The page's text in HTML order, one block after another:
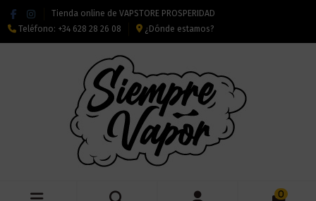
Tienda online de VAPSTORE PROSPERIDAD
Teléfono: +34 628 28 26 08 ¿Dónde estamos?
0